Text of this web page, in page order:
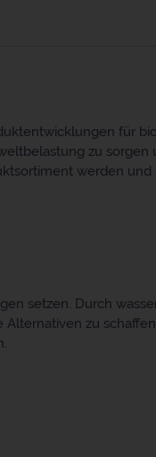
für
zu sorgen
werden und
setzen. Durch
zu